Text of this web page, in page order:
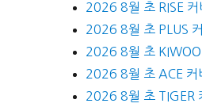
2026 8월 초 RISE 커
2026 8월 초 PLUS
2026 8월 초
2026 8월 초 ACE 커
2026 8월 초 TIGER